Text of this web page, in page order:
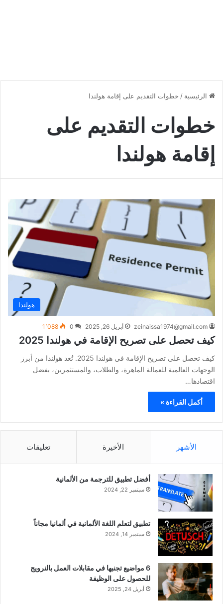
الرئيسية / خطوات التقديم على إقامة هولندا
خطوات التقديم على
إقامة هولندا
هولندا
zeinaissa1974@gmail.com أبريل 26, 2025 0 1٬088
كيف تحصل على تصريح الإقامة في هولندا 2025
كيف تحصل على تصريح الإقامة في هولندا 2025. تُعد هولندا من أبرز
الوجهات العالمية للعمالة الماهرة، والطلاب، والمستثمرين، بفضل
اقتصادها…
أكمل القراءة »
الأشهر الأخيرة تعليقات
أفضل تطبيق للترجمة من الألمانية
سبتمبر 22, 2024
تطبيق لتعلم اللغة الألمانية في ألمانيا مجاناً
سبتمبر 14, 2024
6 مواضيع تجنبها في مقابلات العمل بالنرويج
للحصول على الوظيفة
أبريل 24, 2025